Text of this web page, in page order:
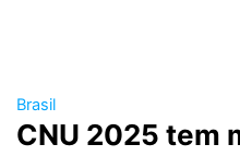
Brasil
CNU 2025 tem